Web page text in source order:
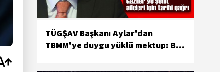
TÜGŞAV Başkanı Aylar'dan
TBMM'ye duygu yüklü mektup: Bu